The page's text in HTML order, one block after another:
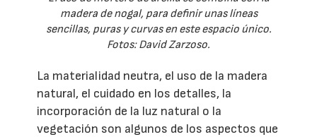
madera de nogal, para definir unas líneas
sencillas, puras y curvas en este espacio único.
Fotos: David Zarzoso.
La materialidad neutra, el uso de la madera
natural, el cuidado en los detalles, la
incorporación de la luz natural o la
vegetación son algunos de los aspectos que